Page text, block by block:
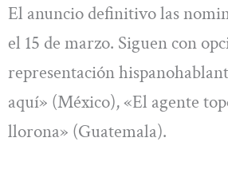
El anuncio definitivo las
el 15 de marzo. Siguen con
representación
aquí» (México), «El agente
llorona» (Guatemala).